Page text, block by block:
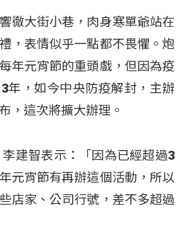
徹大街小巷，肉身寒單爺站在
，表情似乎一點都不畏懼。炮
年元宵節的重頭戲，但因為疫
年，如今中央防疫解封，主辦
，這次將擴大辦理。
建智表示：「因為已經超過3
元宵節有再辦這個活動，所以
店家、公司行號，差不多超過